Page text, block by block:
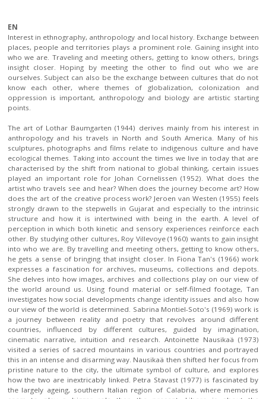
EN
Interest in ethnography, anthropology and local history. Exchange between
places, people and territories plays a prominent role. Gaining insight into
who we are. Traveling and meeting others, getting to know others, brings
insight closer. Hoping by meeting the other to find out who we are
ourselves. Subject can also be the exchange between cultures that do not
know each other, where themes of globalization, colonization and
oppression is important, anthropology and biology are artistic starting
points.
The art of Lothar Baumgarten (1944) derives mainly from his interest in
anthropology and his travels in North and South America. Many of his
sculptures, photographs and films relate to indigenous culture and have
ecological themes. Taking into account the times we live in today that are
characterised by the shift from national to global thinking, certain issues
played an important role for Johan Cornelissen (1952). What does the
artist who travels see and hear? When does the journey become art? How
does the art of the creative process work? Jeroen van Westen (1955) feels
strongly drawn to the stepwells in Gujarat and especially to the intrinsic
structure and how it is intertwined with being in the earth. A level of
perception in which both kinetic and sensory experiences reinforce each
other. By studying other cultures, Roy Villevoye (1960) wants to gain insight
into who we are. By travelling and meeting others, getting to know others,
he gets a sense of bringing that insight closer. In Fiona Tan's (1966) work
expresses a fascination for archives, museums, collections and depots.
She delves into how images, archives and collections play on our view of
the world around us. Using found material or self-filmed footage, Tan
investigates how social developments change identity issues and also how
our view of the world is determined. Sabrina Montiel-Soto's (1969) work is
a journey between reality and poetry that revolves around different
countries, influenced by different cultures, guided by imagination,
cinematic narrative, intuition and research. Antoinette Nausikaä (1973)
visited a series of sacred mountains in various countries and portrayed
this in an intense and disarming way. Nausikaä then shifted her focus from
pristine nature to the city, the ultimate symbol of culture, and explores
how the two are inextricably linked. Petra Stavast (1977) is fascinated by
the largely ageing, southern Italian region of Calabria, where memories